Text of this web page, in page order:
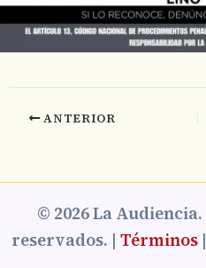
ANTERIOR
© 2026 La
reservados. | Términos |